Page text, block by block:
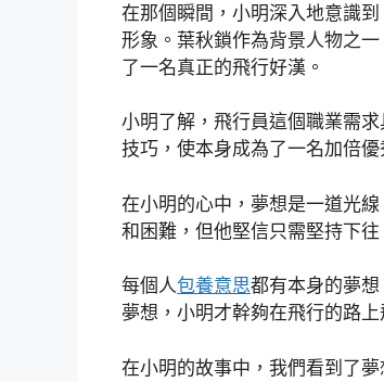
在那個瞬間，小明深入地意識
形象。葉秋鎖作為背景人物之
了一名真正的飛行好漢。
小明了解，飛行員這個職業需
技巧，使本身成為了一名加倍優
在小明的心中，夢想是一道光
和困難，但他堅信只需堅持下
每個人包養意思都有本身的夢
夢想，小明才幹夠在飛行的路
在小明的故事中，我們看到了